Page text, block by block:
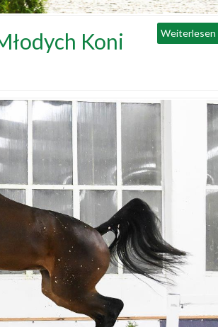
Weiterlesen
Koni